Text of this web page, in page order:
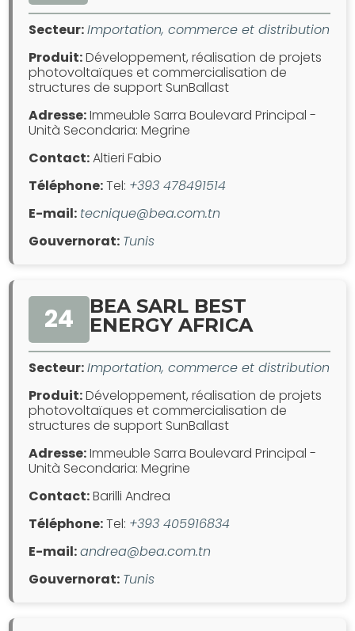
Secteur:Importation, commerce et distribution
Produit:Développement, réalisation de projets
photovoltaïques et commercialisation de
structures de support SunBallast
Adresse:Immeuble Sarra Boulevard Principal -
Unità Secondaria: Megrine
Contact:Altieri Fabio
Téléphone:Tel: +393 478491514
E-mail: tecnique@bea.com.tn
Gouvernorat: Tunis
24
BEA SARL BEST
ENERGY AFRICA
Secteur:Importation, commerce et distribution
Produit:Développement, réalisation de projets
photovoltaïques et commercialisation de
structures de support SunBallast
Adresse:Immeuble Sarra Boulevard Principal -
Unità Secondaria: Megrine
Contact:Barilli Andrea
Téléphone:Tel: +393 405916834
E-mail:andrea@bea.com.tn
Gouvernorat: Tunis